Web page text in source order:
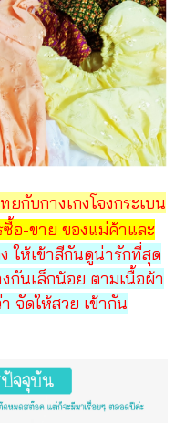
ยกับกางเกงโจงกระเบน
ซื้อ-ขาย ของแม่ค้าและ
ให้เข้าสีกันดูน่ารักที่สุด
กันเล็กน้อย ตามเนื้อผ้า
จัดให้สวย เข้ากัน